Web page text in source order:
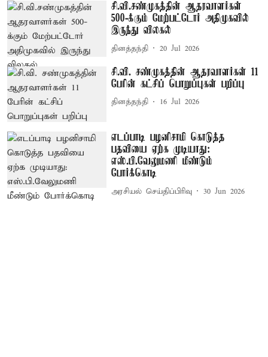
சி.வி.சண்முகத்தின் ஆதரவாளர்கள்
500-க்கும் மேற்பட்டோர் அதிமுகவில்
இருந்து விலகல்
தினத்தந்தி 20 Jul 2026
சி.வி. சண்முகத்தின் ஆதரவாளர்கள் 11
பேரின் கட்சிப் பொறுப்புகள் பறிப்பு
தினத்தந்தி 16 Jul 2026
எடப்பாடி பழனிசாமி கொடுத்த
பதவியை ஏற்க முடியாது:
எஸ்.பி.வேலுமணி மீண்டும்
போர்க்கொடி
அரசியல் செய்திப்பிரிவு 30 Jun 2026